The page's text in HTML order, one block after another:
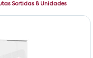
Sortidas 8 Unidades